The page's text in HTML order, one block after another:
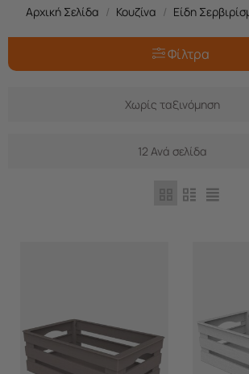
Αρχική Σελίδα / Κουζίνα / Είδη
Φίλτρα
Χωρίς ταξινόμηση
12 Ανά σελίδα